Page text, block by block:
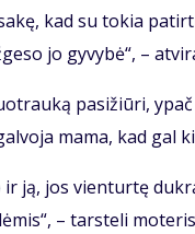
kad su to­kia
jo gy­vy­bė“, –
pa­si­žiū­ri,
ma­ma, kad gal
ją, jos vien­tur­tę
– tars­te­li